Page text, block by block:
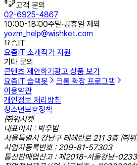
고객 문의
02-6925-4867
10:00-18:00주말·공휴일 제외
yozm_help@wishket.com
요즘IT
요즘IT 소개작가 지원
기타 문의
콘텐츠 제안하기 광고 상품 보기
요즘IT 슬랙봇
크롬 확장 프로그램
이용약관
개인정보 처리방침
청소년보호정책
㈜위시켓
대표이사 : 박우범
서울특별시 강남구 테헤란로 211 3층 ㈜
사업자등록번호 : 209-81-57303
통신판매업신고 : 제2018-서울강남-